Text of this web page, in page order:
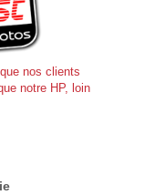
nos clients
notre HP, loin